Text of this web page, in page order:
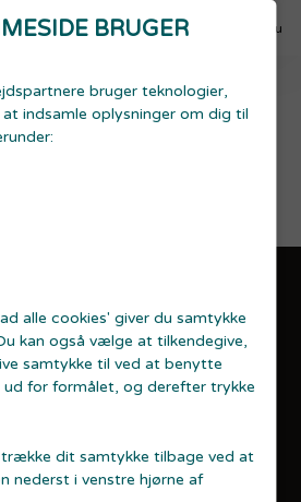
BRUGER
bruger teknologier,
indsamle oplysninger om dig til
alle cookies' giver du samtykke
kan også vælge at tilkendegive,
samtykke til ved at benytte
ud for formålet, og derefter trykke
trække dit samtykke tilbage ved at
nederst i venstre hjørne af
Ring 70 15 16 18 Menu